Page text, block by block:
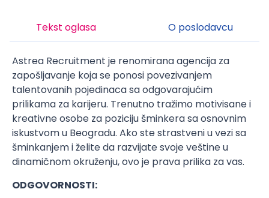
Tekst oglasa O poslodavcu
Astrea Recruitment je renomirana agencija za
zapošljavanje koja se ponosi povezivanjem
talentovanih pojedinaca sa odgovarajućim
prilikama za karijeru. Trenutno tražimo motivisane i
kreativne osobe za poziciju šminkera sa osnovnim
iskustvom u Beogradu. Ako ste strastveni u vezi sa
šminkanjem i želite da razvijate svoje veštine u
dinamičnom okruženju, ovo je prava prilika za vas.
ODGOVORNOSTI: